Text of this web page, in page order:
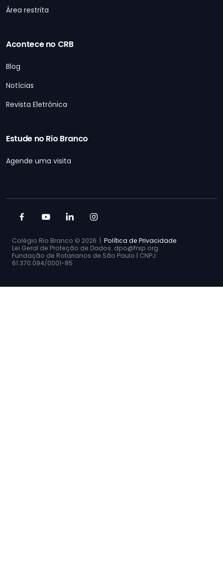
Área restrita
Acontece no CRB
Blog
Notícias
Revista Eletrônica
Estude no Rio Branco
Agende uma visita
Colégio Rio Branco © 2026 | Política de Privacidade
Lei Geral de Proteção de Dados: dpo@frsp.org
Fundação de Rotarianos de São Paulo | CNPJ:
61.370.094/0001-85